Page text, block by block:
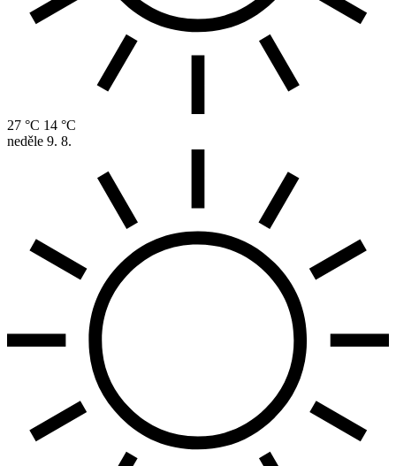
27 °C 14 °C
neděle 9. 8.